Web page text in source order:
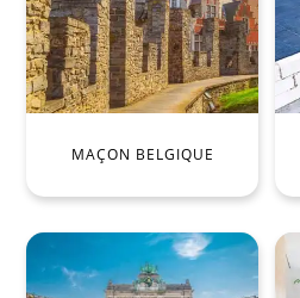
MAÇON BELGIQUE